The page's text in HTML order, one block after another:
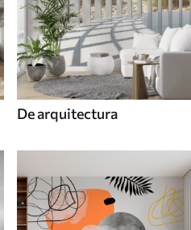
De arquitectura